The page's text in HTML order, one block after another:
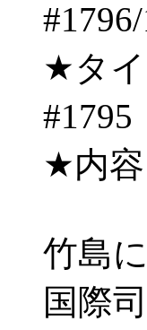
★タ
★内容
竹島
国際